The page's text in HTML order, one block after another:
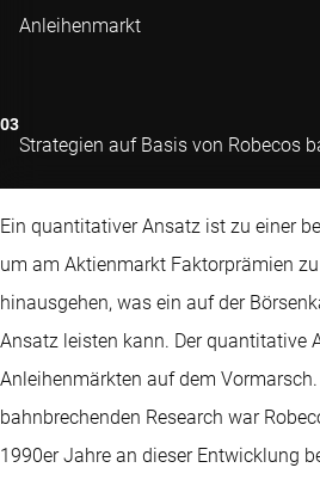
Anleihenmarkt
Strategien auf Basis von Robecos
Ein quantitativer Ansatz ist zu einer
um am Aktienmarkt Faktorprämien
hinausgehen, was ein auf der
Ansatz leisten kann. Der quantitative
Anleihenmärkten auf dem
bahnbrechenden Research war
1990er Jahre an dieser Entwicklung